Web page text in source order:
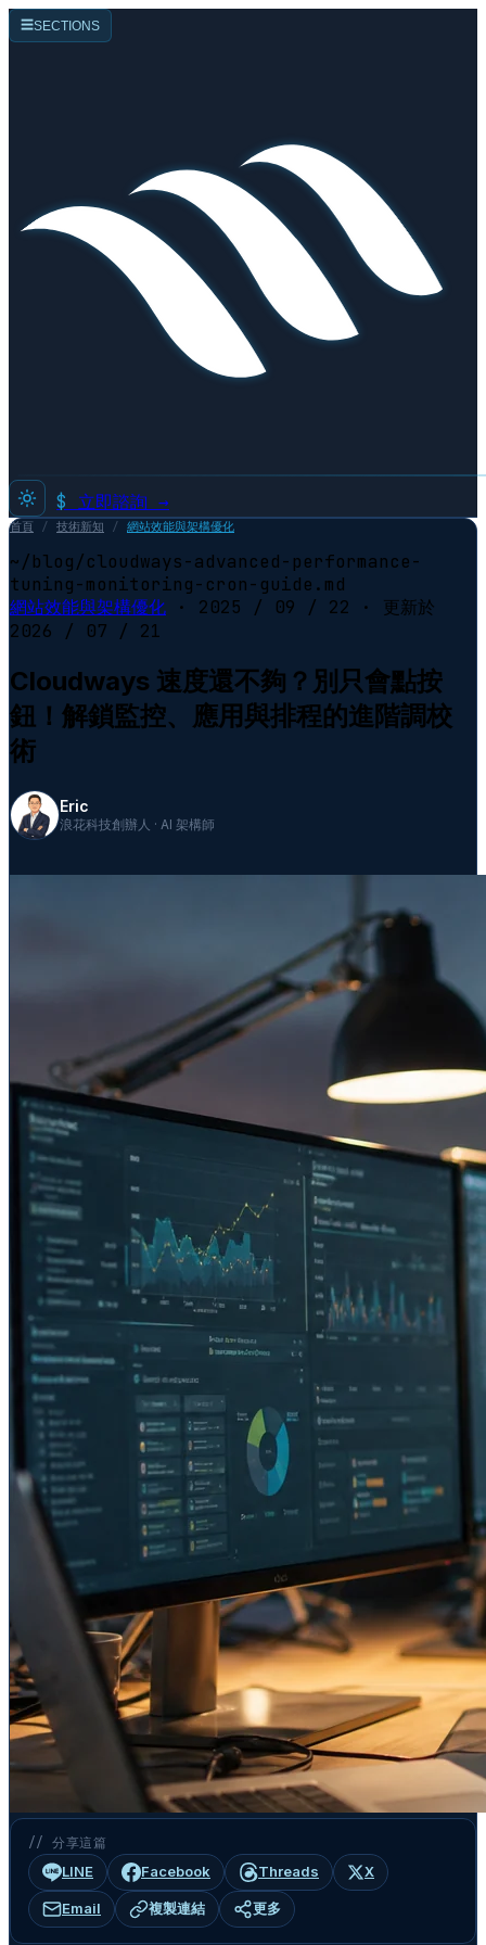
☰SECTIONS
$ 立即諮詢 →
首頁 / 技術新知 / 網站效能與架構優化
~/blog/cloudways-advanced-performance-
tuning-monitoring-cron-guide.md
網站效能與架構優化 · 2025 / 09 / 22
· 更新於
2026 / 07 / 21
Cloudways 速度還不夠？別只會點按
鈕！解鎖監控、應用與排程的進階調校
術
Eric
浪花科技創辦人 · AI 架構師
// 分享這篇
LINE Facebook Threads X
Email 複製連結 更多